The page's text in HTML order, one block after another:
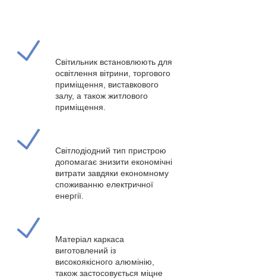
Світильник встановлюють для
освітлення вітрини, торгового
приміщення, виставкового
залу, а також житлового
приміщення.
Світлодіодний тип пристрою
допомагає знизити економічні
витрати завдяки економному
споживанню електричної
енергії.
Матеріал каркаса
виготовлений із
високоякісного алюмінію,
також застосовується міцне